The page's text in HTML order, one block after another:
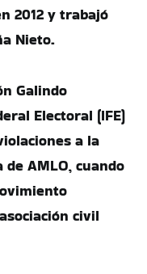
2012 y trabajó
Nieto.
Galindo
Electoral (IFE)
a la
AMLO, cuando
civil